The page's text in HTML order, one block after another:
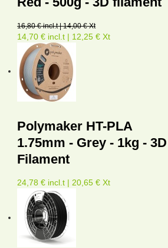
16,80 € incl.t | 14,00 € Xt
14,70 € incl.t | 12,25 € Xt
Polymaker HT-PLA
1.75mm - Grey - 1kg - 3D
Filament
24,78 € incl.t | 20,65 € Xt